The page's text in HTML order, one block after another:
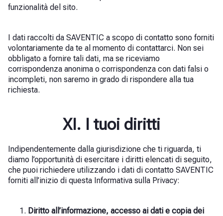
funzionalità del sito.
I dati raccolti da SAVENTIC a scopo di contatto sono forniti
volontariamente da te al momento di contattarci. Non sei
obbligato a fornire tali dati, ma se riceviamo
corrispondenza anonima o corrispondenza con dati falsi o
incompleti, non saremo in grado di rispondere alla tua
richiesta.
XI. I tuoi diritti
Indipendentemente dalla giurisdizione che ti riguarda, ti
diamo l’opportunità di esercitare i diritti elencati di seguito,
che puoi richiedere utilizzando i dati di contatto SAVENTIC
forniti all’inizio di questa Informativa sulla Privacy:
Diritto all’informazione, accesso ai dati e copia dei